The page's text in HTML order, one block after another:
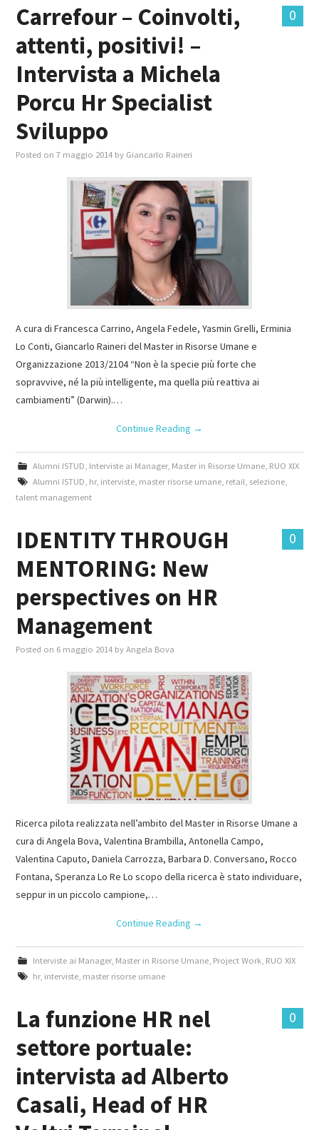
0
Carrefour – Coinvolti,
attenti, positivi! –
Intervista a Michela
Porcu Hr Specialist
Sviluppo
Posted on7 maggio 2014 by Giancarlo Raineri
A cura di Francesca Carrino, Angela Fedele, Yasmin Grelli, Erminia
Lo Conti, Giancarlo Raineri del Master in Risorse Umane e
Organizzazione 2013/2104 “Non è la specie più forte che
sopravvive, né la più intelligente, ma quella più reattiva ai
cambiamenti” (Darwin).…
Continue Reading →
Alumni ISTUD Interviste ai Manager, Master in Risorse Umane, RUO XIX
Alumni ISTUD hr, interviste, master risorse umane, retail selezione,
talent management
0
IDENTITY THROUGH
MENTORING: New
perspectives on HR
Management
Posted on 6 maggio 2014 byAngela Bova
Ricerca pilota realizzata nell’ambito del Master in Risorse Umane a
cura di Angela Bova, Valentina Brambilla, Antonella Campo,
Valentina Caputo, Daniela Carrozza, Barbara D. Conversano, Rocco
Fontana, Speranza Lo Re Lo scopo della ricerca è stato individuare,
seppur in un piccolo campione,…
Continue Reading →
Interviste ai Manager, Master in Risorse Umane, Project Work, RUO XIX
hr, interviste, master risorse umane
0
La funzione HR nel
settore portuale:
intervista ad Alberto
Casali, Head of HR